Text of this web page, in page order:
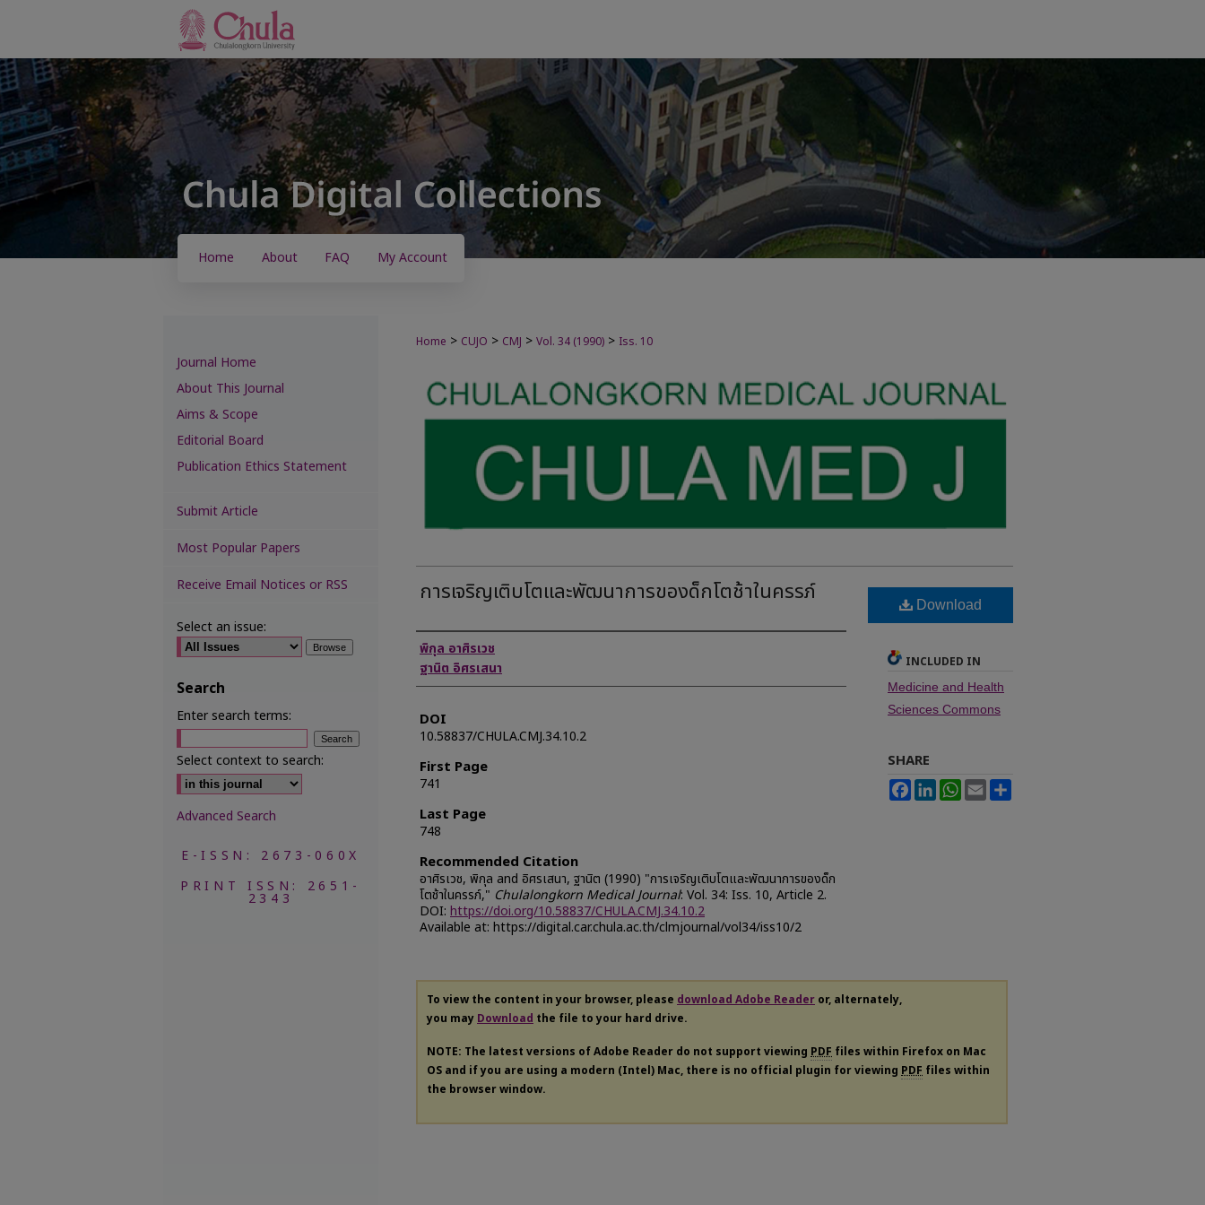
Home About FAQ My Account
Home > CUJO > CMJ > Vol. 34 (1990) > Iss. 10
การเจริญเติบโตและพัฒนาการของด็กโตช้าในครรภ์
Authors
พิกุล อาศิรเวช
ฐานิต อิศรเสนา
DOI
10.58837/CHULA.CMJ.34.10.2
First Page
741
Last Page
748
Recommended Citation
อาศิรเวช, พิกุล and อิศรเสนา, ฐานิต (1990) "การเจริญเติบโตและพัฒนาการของด็ก
โตช้าในครรภ์," Chulalongkorn Medical Journal: Vol. 34: Iss. 10, Article 2.
DOI: https://doi.org/10.58837/CHULA.CMJ.34.10.2
Available at: https://digital.car.chula.ac.th/clmjournal/vol34/iss10/2
Download
INCLUDED IN
Medicine and Health
Sciences Commons
SHARE
FacebookLinkedInWhatsApp
Email
To view the content in your browser, please download Adobe Reader or, alternately,
you may Download the file to your hard drive.
NOTE: The latest versions of Adobe Reader do not support viewing PDF files within Firefox on Mac
OS and if you are using a modern (Intel) Mac, there is no official plugin for viewing PDF files within
the browser window.
Journal Home
About This Journal
Aims & Scope
Editorial Board
Publication Ethics Statement
Submit Article
Most Popular Papers
Receive Email Notices or RSS
Select an issue:
Search
Enter search terms:
Select context to search:
Advanced Search
E-ISSN: 2673-060X
PRINT ISSN: 2651-
2343